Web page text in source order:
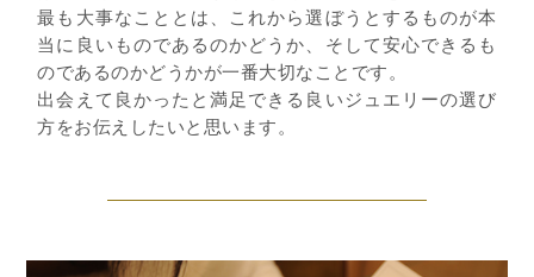
最も大事なこととは、これから選ぼうとするものが本
当に良いものであるのかどうか、そして安心できるも
のであるのかどうかが一番大切なことです。
出会えて良かったと満足できる良いジュエリーの選び
方をお伝えしたいと思います。